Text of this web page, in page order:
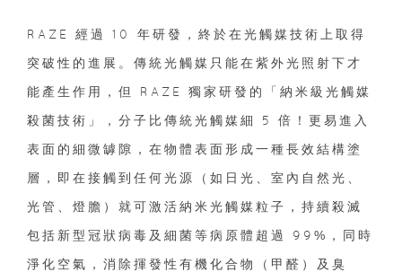
RAZE 經過 10 年研發，終於在光觸媒技術上取得
突破性的進展。傳統光觸媒只能在紫外光照射下才
能產生作用，但 RAZE 獨家研發的「納米級光觸媒
殺菌技術」，分子比傳統光觸媒細 5 倍！更易進入
表面的細微罅隙，在物體表面形成一種長效結構塗
層，即在接觸到任何光源（如日光、室內自然光、
光管、燈膽）就可激活納米光觸媒粒子，持續殺滅
包括新型冠狀病毒及細菌等病原體超過 99%，同時
淨化空氣，消除揮發性有機化合物（甲醛）及臭